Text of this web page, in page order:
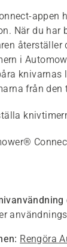
appen
När du har
återställer
i
knivarnas
från den
Rengöra